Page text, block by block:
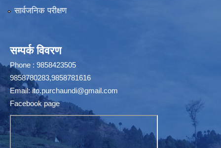
सार्वजनिक परीक्षण
सम्पर्क विवरण
Phone : 9858423505
9858780283,9858781616
Email:ito.purchaundi@gmail.com
Facebook page